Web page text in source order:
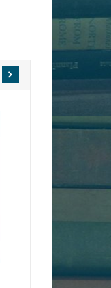
Etats Unis